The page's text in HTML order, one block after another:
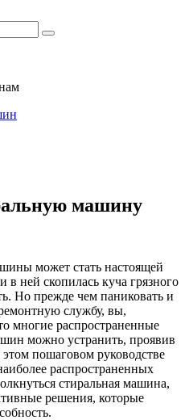
машину
может стать настоящей
в ней скопилась куча грязного
Но прежде чем паниковать и
службу, вы,
многие распространенные
можно устранить, проявив
пошаговом руководстве
распространенных
стиральная машина,
решения, которые